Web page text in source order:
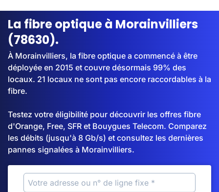
Streaming
La fibre optique à Morainvilliers
(78630).
À Morainvilliers, la fibre optique a commencé à être
déployée en 2015 et couvre désormais 99% des
locaux. 21 locaux ne sont pas encore raccordables à la
fibre.
Testez votre éligibilité pour découvrir les offres fibre
d'Orange, Free, SFR et Bouygues Telecom. Comparez
les débits (jusqu'à 8 Gb/s) et consultez les dernières
pannes signalées à Morainvilliers.